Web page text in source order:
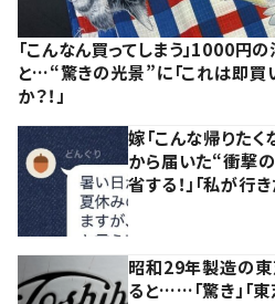
「こんなん買ってしまう」1000円
と…“驚きの光景”に「これは即買
か？！」
嫁「こんな帰りたく
から届いた“衝撃
省する！」「私が行き
昭和29年製造の東
ると……「驚き」「